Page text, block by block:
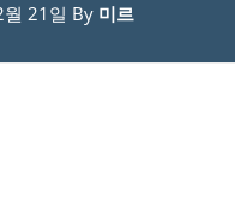
21일 By 미르